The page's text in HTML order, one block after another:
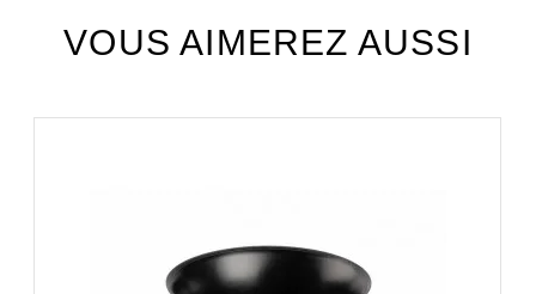
VOUS AIMEREZ AUSSI